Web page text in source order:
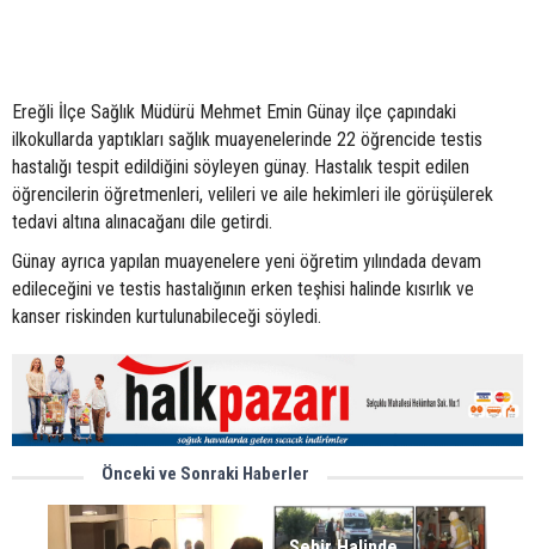
Ereğli İlçe Sağlık Müdürü Mehmet Emin Günay ilçe çapındaki
ilkokullarda yaptıkları sağlık muayenelerinde 22 öğrencide testis
hastalığı tespit edildiğini söyleyen günay. Hastalık tespit edilen
öğrencilerin öğretmenleri, velileri ve aile hekimleri ile görüşülerek
tedavi altına alınacağanı dile getirdi.
Günay ayrıca yapılan muayenelere yeni öğretim yılındada devam
edileceğini ve testis hastalığının erken teşhisi halinde kısırlık ve
kanser riskinden kurtulunabileceği söyledi.
Önceki ve Sonraki Haberler